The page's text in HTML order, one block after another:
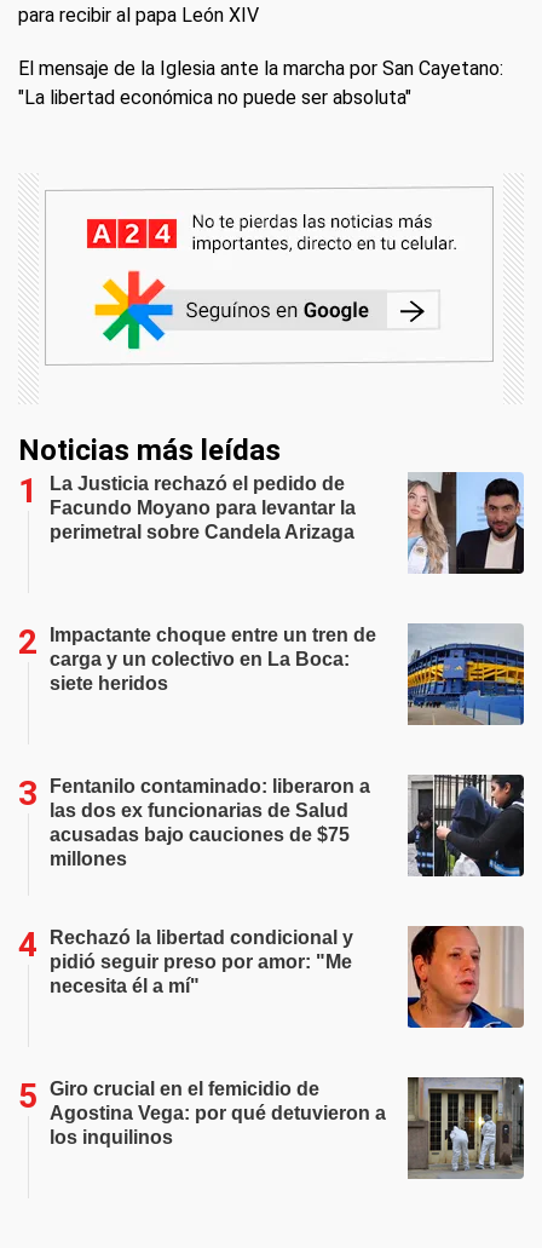
para recibir al papa León XIV
El mensaje de la Iglesia ante la marcha por San Cayetano:
"La libertad económica no puede ser absoluta"
Noticias más leídas
La Justicia rechazó el pedido de
Facundo Moyano para levantar la
perimetral sobre Candela Arizaga
Impactante choque entre un tren de
carga y un colectivo en La Boca:
siete heridos
Fentanilo contaminado: liberaron a
las dos ex funcionarias de Salud
acusadas bajo cauciones de $75
millones
Rechazó la libertad condicional y
pidió seguir preso por amor: "Me
necesita él a mí"
Giro crucial en el femicidio de
Agostina Vega: por qué detuvieron a
los inquilinos